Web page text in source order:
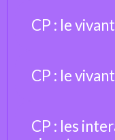
CP : le
CP : le
CP : les